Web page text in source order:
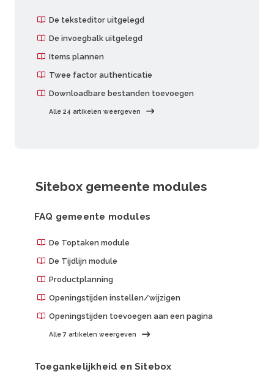
De teksteditor uitgelegd
De invoegbalk uitgelegd
Items plannen
Twee factor authenticatie
Downloadbare bestanden toevoegen
Alle 24 artikelen weergeven
Sitebox gemeente modules
FAQ gemeente modules
De Toptaken module
De Tijdlijn module
Productplanning
Openingstijden instellen/wijzigen
Openingstijden toevoegen aan een pagina
Alle 7 artikelen weergeven
Toegankelijkheid en Sitebox